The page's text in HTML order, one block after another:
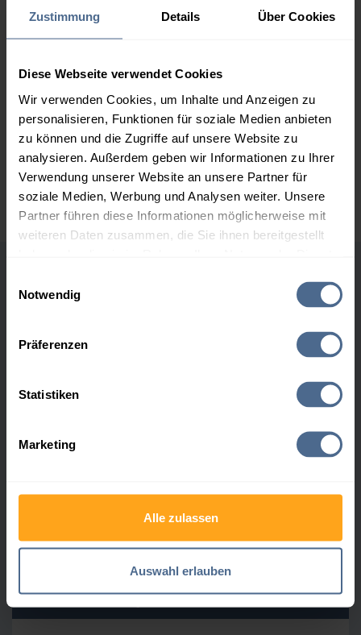
Zustimmung Details Über Cookies
Diese Webseite verwendet Cookies
Wir verwenden Cookies, um Inhalte und Anzeigen zu
personalisieren, Funktionen für soziale Medien anbieten
zu können und die Zugriffe auf unsere Website zu
analysieren. Außerdem geben wir Informationen zu Ihrer
Verwendung unserer Website an unsere Partner für
soziale Medien, Werbung und Analysen weiter. Unsere
Partner führen diese Informationen möglicherweise mit
weiteren Daten zusammen, die Sie ihnen bereitgestellt
Notwendig
Präferenzen
Statistiken
Marketing
Alle zulassen
Auswahl erlauben
2.000 Liter 0,00 €
3.000 Liter
154,90 €
154,90 €
5.000 Liter
153,18 €
153,18 €
0,00 €
Preise für Heizöl in Standardqualität nach Ö-Norm C 1109 in € / 100
Liter inkl. MwSt. und Lieferung bei einer Lieferstelle.
Höchst- und Tiefststände der
30.07.2026
3 Monate 164,50 € 30.07.2026
Heizölpreis-Tiefstwerte